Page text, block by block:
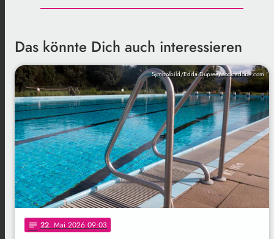
Das könnte Dich auch interessieren
Symbolbild/Edda Dupree/stock.adobe.com
notes 22. Mai 2026 09:03